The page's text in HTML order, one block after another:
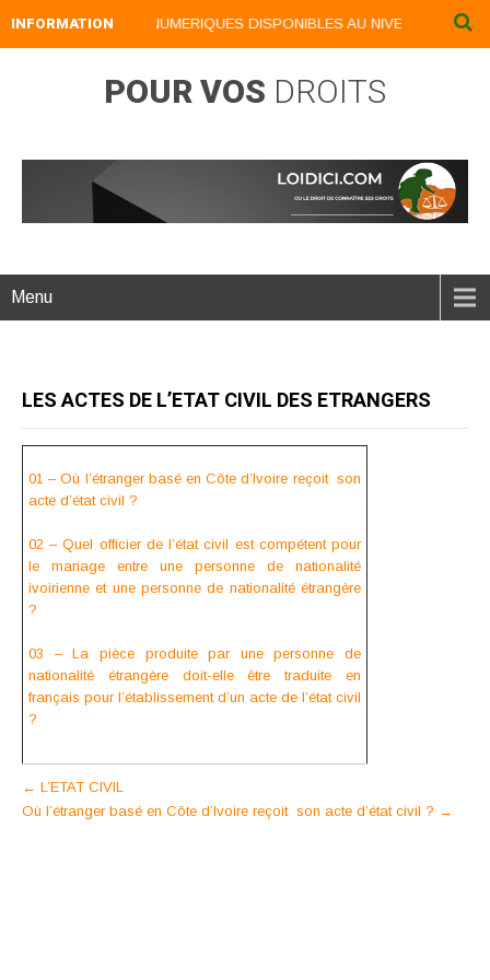
INFORMATION
NOS LIVRES NUMERIQUES DISPONIBLES AU NIVEAU DU
POUR VOS DROITS
Menu
LES ACTES DE L’ETAT CIVIL DES ETRANGERS
01 – Où l’étranger basé en Côte d’Ivoire reçoit son
acte d’état civil ?
02 – Quel officier de l’état civil est compétent pour
le mariage entre une personne de nationalité
ivoirienne et une personne de nationalité étrangère
?
03 – La pièce produite par une personne de
nationalité étrangère doit-elle être traduite en
français pour l’établissement d’un acte de l’état civil
?
Post
navigation
← L’ETAT CIVIL
Où l’étranger basé en Côte d’Ivoire reçoit son acte d’état civil ? →